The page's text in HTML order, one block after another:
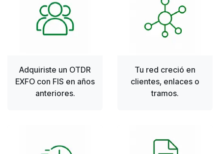
Adquiriste un OTDR
EXFO con FIS en años
anteriores.
Tu red creció en
clientes, enlaces o
tramos.